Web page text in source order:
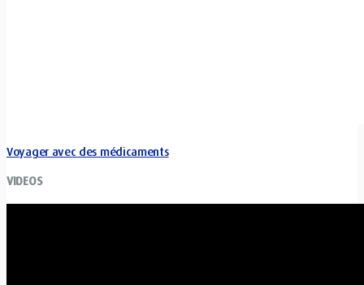
Voyager avec des médicaments
VIDEOS